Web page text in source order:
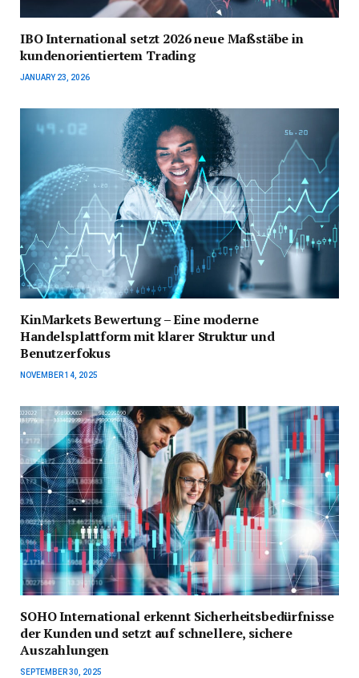
IBO International setzt 2026 neue Maßstäbe in
kundenorientiertem Trading
JANUARY 23, 2026
KinMarkets Bewertung – Eine moderne
Handelsplattform mit klarer Struktur und
Benutzerfokus
NOVEMBER 14, 2025
SOHO International erkennt Sicherheitsbedürfnisse
der Kunden und setzt auf schnellere, sichere
Auszahlungen
SEPTEMBER 30, 2025